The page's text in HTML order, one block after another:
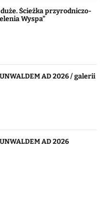
duże. Ścieżka przyrodniczo-
Wyspa”
AD 2026 / galerii
AD 2026